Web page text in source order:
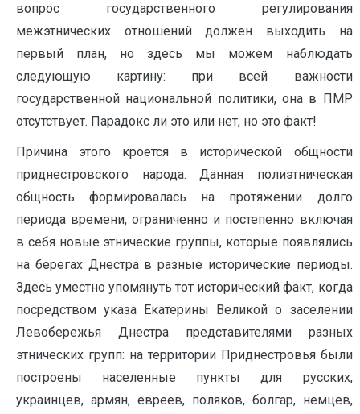
вопрос государственного регулирования
межэтнических отношений должен выходить на
первый план, но здесь мы можем наблюдать
следующую картину: при всей важности
государственной национальной политики, она в ПМР
отсутствует. Парадокс ли это или нет, но это факт!
Причина этого кроется в исторической общности
приднестровского народа. Данная полиэтническая
общность формировалась на протяжении долго
периода времени, ограниченно и постепенно включая
в себя новые этнические группы, которые появлялись
на берегах Днестра в разные исторические периоды.
Здесь уместно упомянуть тот исторический факт, когда
посредством указа Екатерины Великой о заселении
Левобережья Днестра представителями разных
этнических групп: на территории Приднестровья были
построены населенные пункты для русских,
украинцев, армян, евреев, поляков, болгар, немцев,